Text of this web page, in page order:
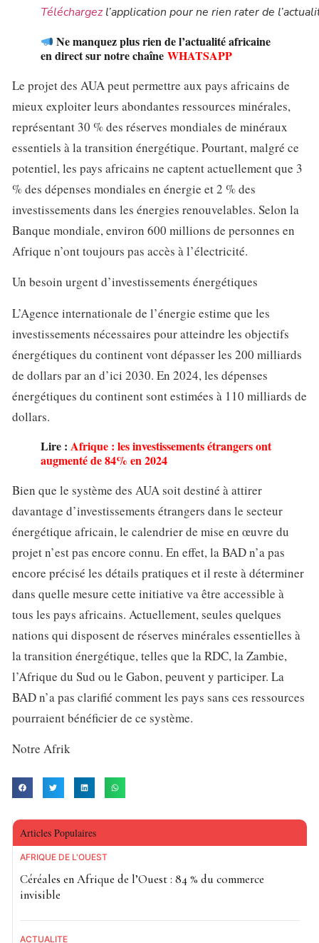
Téléchargezl’application pour ne rien rater de
Ne manquez plus rien de l’actualité africaine
en direct sur notre chaîne WHATSAPP
Le projet des AUA peut permettre aux pays africains de
mieux exploiter leurs abondantes ressources minérales,
représentant 30 % des réserves mondiales de minéraux
essentiels à la transition énergétique. Pourtant, malgré ce
potentiel, les pays africains ne captent actuellement que 3
% des dépenses mondiales en énergie et 2 % des
investissements dans les énergies renouvelables. Selon la
Banque mondiale, environ 600 millions de personnes en
Afrique n’ont toujours pas accès à l’électricité.
Un besoin urgent d’investissements énergétiques
L’Agence internationale de l’énergie estime que les
investissements nécessaires pour atteindre les objectifs
énergétiques du continent vont dépasser les 200 milliards
de dollars par an d’ici 2030. En 2024, les dépenses
énergétiques du continent sont estimées à 110 milliards de
dollars.
Lire : Afrique : les investissements étrangers ont
augmenté de 84% en 2024
Bien que le système des AUA soit destiné à attirer
davantage d’investissements étrangers dans le secteur
énergétique africain, le calendrier de mise en œuvre du
projet n’est pas encore connu. En effet, la BAD n’a pas
encore précisé les détails pratiques et il reste à déterminer
dans quelle mesure cette initiative va être accessible à
tous les pays africains. Actuellement, seules quelques
nations qui disposent de réserves minérales essentielles à
la transition énergétique, telles que la RDC, la Zambie,
l’Afrique du Sud ou le Gabon, peuvent y participer. La
BAD n’a pas clarifié comment les pays sans ces ressources
pourraient bénéficier de ce système.
Notre Afrik
Articles Populaires
AFRIQUE DE L'OUEST
Céréales en Afrique de l’Ouest : 84 % du commerce
invisible
ACTUALITE